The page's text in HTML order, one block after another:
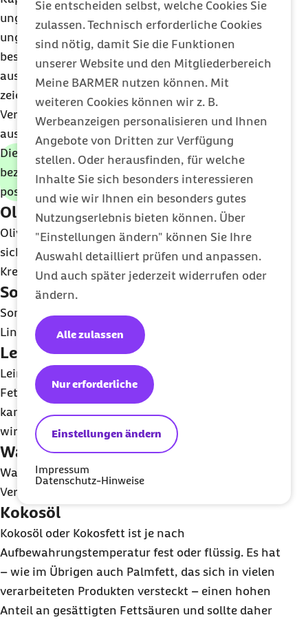
Sie entscheiden selbst, welche Cookies Sie
zulassen. Technisch erforderliche Cookies
sind nötig, damit Sie die Funktionen
unserer Website und den Mitgliederbereich
Meine BARMER nutzen können. Mit
weiteren Cookies können wir z. B.
Werbeanzeigen personalisieren und Ihnen
Angebote von Dritten zur Verfügung
stellen. Oder herausfinden, für welche
Inhalte Sie sich besonders interessieren
und wie wir Ihnen ein besonders gutes
Nutzungserlebnis bieten können. Über
"Einstellungen ändern" können Sie Ihre
Auswahl detailliert prüfen und anpassen.
Und auch später jederzeit widerrufen oder
ändern.
Einstellungen ändern
Nur erforderliche
Alle zulassen
Impressum
Datenschutz-Hinweise
ungesättigten Ölsäure sowie mehrfach
ungesättigten Fettsäuren. Beide wirken sich
besonders günstig auf das Herz-Kreislauf-Risiko
aus. Rapsöl enthält außerdem Vitamin E und
zeichnet sich durch ein besonders günstiges
Verhältnis von Omega-3- zu Omega-6-Fettsäuren
aus.
Die Deutsche Gesellschaft für Ernährung (DGE)
bezeichnet Rapsöl aufgrund seiner zahlreichen
positiven Eigenschaften als Öl der Wahl.
Olivenöl
Olivenöl hat einen hohen Anteil an Ölsäure, die
sich neben Omega-3-Fettsäuren vor Herz-
Kreislauf-Krankheiten schützen kann.
Sonnenblumenöl
Sonnenblumenöl enthält besonders viel
Linolsäure, eine mehrfach ungesättigte Fettsäure.
Leinöl
Leinöl ist eine gute Quelle für ungesättigte
Fettsäuren, vor allem alpha-Linolensäure. Leinöl
kann allerdings schnell ranzig schmecken und
wird am besten kühl und lichtgeschützt gelagert.
Walnussöl
Walnussöl punktet mit einem besonders günstigen
Verhältnis von Omega-3- zu Omega-6-Fettsäuren.
Kokosöl
Kokosöl oder Kokosfett ist je nach
Aufbewahrungstemperatur fest oder flüssig. Es hat
– wie im Übrigen auch Palmfett, das sich in vielen
verarbeiteten Produkten versteckt – einen hohen
Anteil an gesättigten Fettsäuren und sollte daher